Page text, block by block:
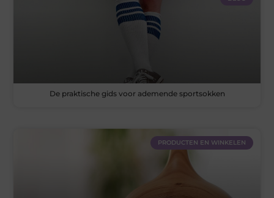
De praktische gids voor ademende sportsokken
PRODUCTEN EN WINKELEN